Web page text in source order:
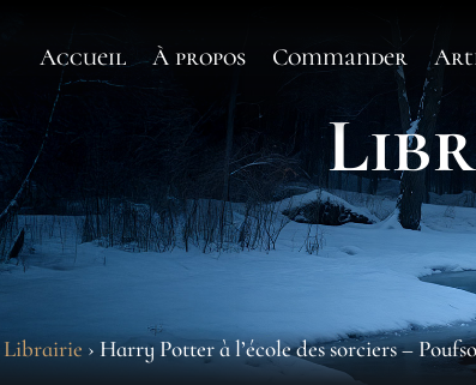
Accueil À propos Commander
Librairie › Harry Potter à l’école des sorciers –